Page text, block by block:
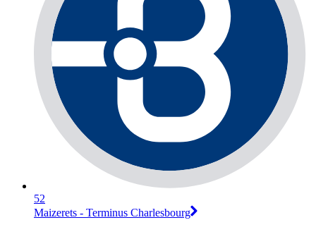
52
Maizerets - Terminus Charlesbourg